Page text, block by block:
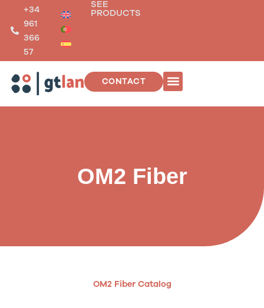
content
+34
961
366
57
SEE
PRODUCTS
CONTACT
OM2 Fiber
OM2 Fiber Catalog